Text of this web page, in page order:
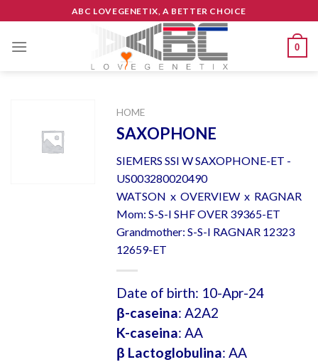
to
content
ABC LOVEGENETIX, A BETTER CHOICE
0
HOME
SAXOPHONE
SIEMERS SSI W SAXOPHONE-ET -
US003280020490
WATSON x OVERVIEW x RAGNAR
Mom: S-S-I SHF OVER 39365-ET
Grandmother: S-S-I RAGNAR 12323
12659-ET
Date of birth: 10-Apr-24
β-caseina: A2A2
K-caseina: AA
β Lactoglobulina: AA